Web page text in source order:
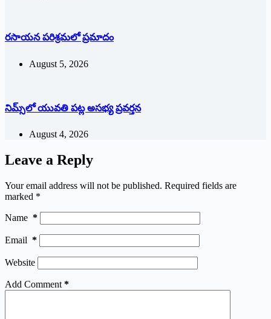
రసాయన పరిశ్రమలో ప్రమాదం
August 5, 2026
నిమ్స్‌లో యువతి పట్ల అసభ్య ప్రవర్తన
August 4, 2026
Leave a Reply
Your email address will not be published. Required fields are
marked *
Name *
Email *
Website
Add Comment *